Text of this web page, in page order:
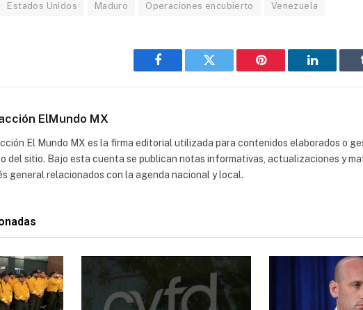
Estados Unidos Maduro Operaciones encubierto Venezuela
Facebook Gorjeo Pinterest LinkedIn
ElMundo MX
El Mundo MX es la firma editorial utilizada para contenidos elaborados o
del sitio. Bajo esta cuenta se publican notas informativas, actualizaciones y
general relacionados con la agenda nacional y local.